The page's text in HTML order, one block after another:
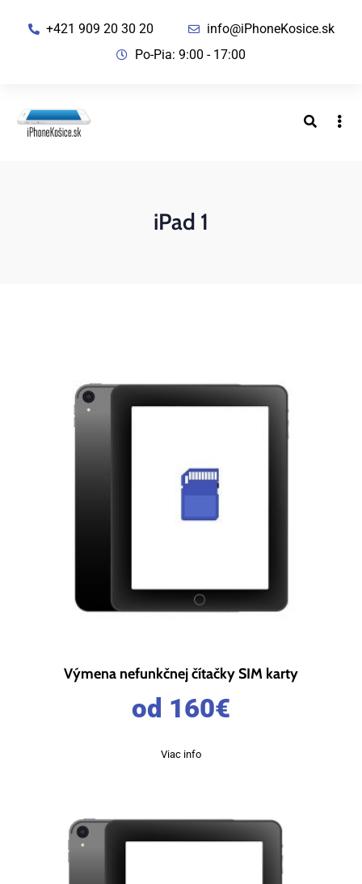
+421 909 20 30 20
info@iPhoneKosice.sk
Po-Pia: 9:00 - 17:00
iPad 1
Výmena nefunkčnej čítačky SIM karty
od 160€
Viac info